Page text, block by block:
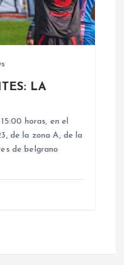
LA
horas, en el
de la zona A, de la
de belgrano